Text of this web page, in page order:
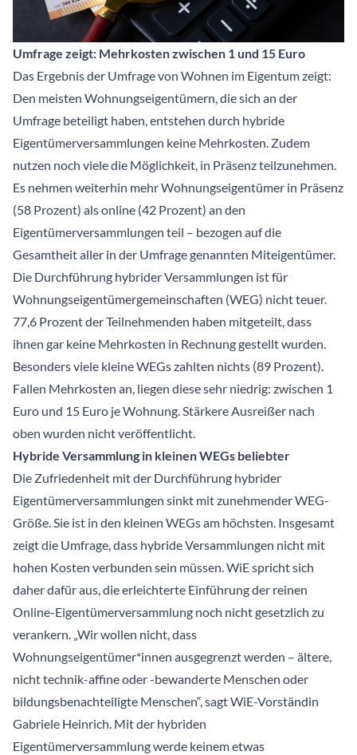
Umfrage zeigt: Mehrkosten zwischen 1 und 15 Euro
Das Ergebnis der Umfrage von Wohnen im Eigentum zeigt:
Den meisten Wohnungseigentümern, die sich an der
Umfrage beteiligt haben, entstehen durch hybride
Eigentümerversammlungen keine Mehrkosten. Zudem
nutzen noch viele die Möglichkeit, in Präsenz teilzunehmen.
Es nehmen weiterhin mehr Wohnungseigentümer in Präsenz
(58 Prozent) als online (42 Prozent) an den
Eigentümerversammlungen teil – bezogen auf die
Gesamtheit aller in der Umfrage genannten Miteigentümer.
Die Durchführung hybrider Versammlungen ist für
Wohnungseigentümergemeinschaften (WEG) nicht teuer.
77,6 Prozent der Teilnehmenden haben mitgeteilt, dass
ihnen gar keine Mehrkosten in Rechnung gestellt wurden.
Besonders viele kleine WEGs zahlten nichts (89 Prozent).
Fallen Mehrkosten an, liegen diese sehr niedrig: zwischen 1
Euro und 15 Euro je Wohnung. Stärkere Ausreißer nach
oben wurden nicht veröffentlicht.
Hybride Versammlung in kleinen WEGs beliebter
Die Zufriedenheit mit der Durchführung hybrider
Eigentümerversammlungen sinkt mit zunehmender WEG-
Größe. Sie ist in den kleinen WEGs am höchsten. Insgesamt
zeigt die Umfrage, dass hybride Versammlungen nicht mit
hohen Kosten verbunden sein müssen. WiE spricht sich
daher dafür aus, die erleichterte Einführung der reinen
Online-Eigentümerversammlung noch nicht gesetzlich zu
verankern. „Wir wollen nicht, dass
Wohnungseigentümer*innen ausgegrenzt werden – ältere,
nicht technik-affine oder -bewanderte Menschen oder
bildungsbenachteiligte Menschen“, sagt WiE-Vorständin
Gabriele Heinrich. Mit der hybriden
Eigentümerversammlung werde keinem etwas